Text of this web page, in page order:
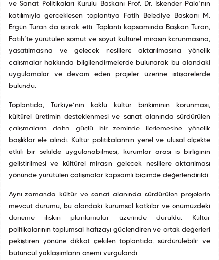
ve Sanat Politikaları Kurulu Başkanı Prof. Dr. İskender Pala’nın
katılımıyla gerçekleşen toplantıya Fatih Belediye Başkanı M.
Ergün Turan da iştirak etti. Toplantı kapsamında Başkan Turan,
Fatih’te yürütülen somut ve soyut kültürel mirasın korunmasına,
yaşatılmasına ve gelecek nesillere aktarılmasına yönelik
çalışmalar hakkında bilgilendirmelerde bulunarak bu alandaki
uygulamalar ve devam eden projeler üzerine istişarelerde
bulundu.
Toplantıda, Türkiye’nin köklü kültür birikiminin korunması,
kültürel üretimin desteklenmesi ve sanat alanında sürdürülen
çalışmaların daha güçlü bir zeminde ilerlemesine yönelik
başlıklar ele alındı. Kültür politikalarının yerel ve ulusal ölçekte
etkili bir şekilde uygulanabilmesi, kurumlar arası iş birliğinin
geliştirilmesi ve kültürel mirasın gelecek nesillere aktarılması
yönünde yürütülen çalışmalar kapsamlı biçimde değerlendirildi.
Aynı zamanda kültür ve sanat alanında sürdürülen projelerin
mevcut durumu, bu alandaki kurumsal katkılar ve önümüzdeki
döneme ilişkin planlamalar üzerinde duruldu. Kültür
politikalarının toplumsal hafızayı güçlendiren ve ortak değerleri
pekiştiren yönüne dikkat çekilen toplantıda, sürdürülebilir ve
bütüncül yaklaşımların önemi vurgulandı.